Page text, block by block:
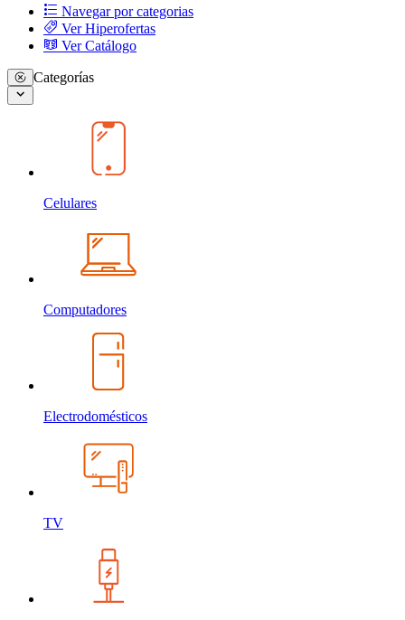
Navegar por categorias
Ver Hiperofertas
Ver Catálogo
Categorías
Celulares
Computadores
Electrodomésticos
TV